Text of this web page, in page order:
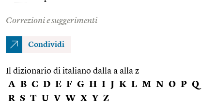
Correzioni e suggerimenti
Condividi
Il dizionario di italiano dalla a alla z
A B C D E F G H I J K L M N O P Q
R S T U V W X Y Z